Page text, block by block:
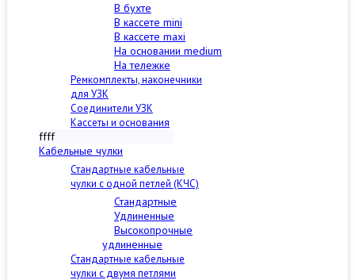
В бухте
В кассете mini
В кассете maxi
На основании medium
На тележке
Ремкомплекты, наконечники
для УЗК
Соединители УЗК
Кассеты и основания
ffff
Кабельные чулки
Стандартные кабельные
чулки c одной петлей (КЧС)
Стандартные
Удлиненные
Высокопрочные
удлиненные
Стандартные кабельные
чулки с двумя петлями